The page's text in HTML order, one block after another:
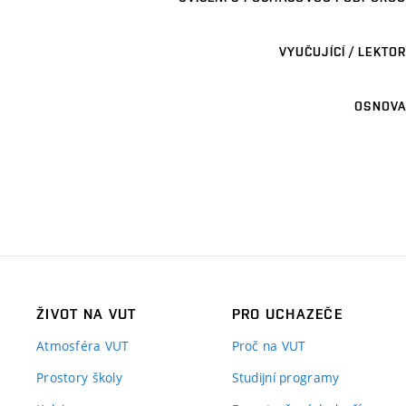
VYUČUJÍCÍ / LEKTOR
OSNOVA
ŽIVOT NA VUT
Atmosféra VUT
Prostory školy
PRO UCHAZEČE
Proč na VUT
Studijní programy